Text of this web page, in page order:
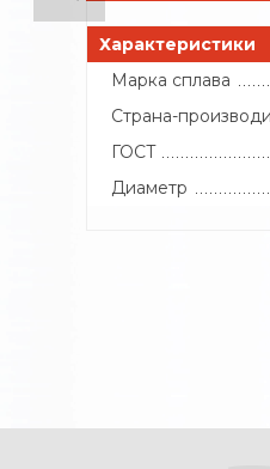
Характеристики
Марка сплава
Страна-
ГОСТ
Диаметр